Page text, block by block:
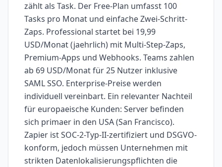
zählt als Task. Der Free-Plan umfasst 100
Tasks pro Monat und einfache Zwei-Schritt-
Zaps. Professional startet bei 19,99
USD/Monat (jaehrlich) mit Multi-Step-Zaps,
Premium-Apps und Webhooks. Teams zahlen
ab 69 USD/Monat für 25 Nutzer inklusive
SAML SSO. Enterprise-Preise werden
individuell vereinbart. Ein relevanter Nachteil
für europaeische Kunden: Server befinden
sich primaer in den USA (San Francisco).
Zapier ist SOC-2-Typ-II-zertifiziert und DSGVO-
konform, jedoch müssen Unternehmen mit
strikten Datenlokalisierungspflichten die